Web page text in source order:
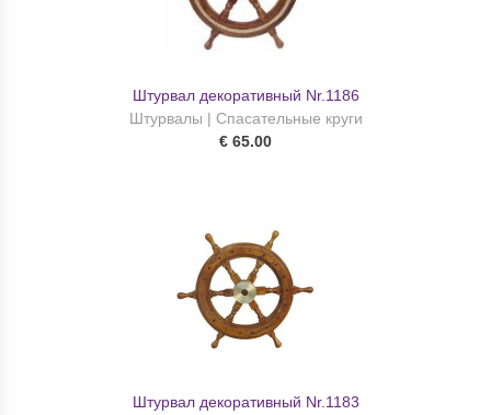
Штурвал декоративный Nr.1186
Штурвалы | Спасательные круги
€ 65.00
Штурвал декоративный Nr.1183